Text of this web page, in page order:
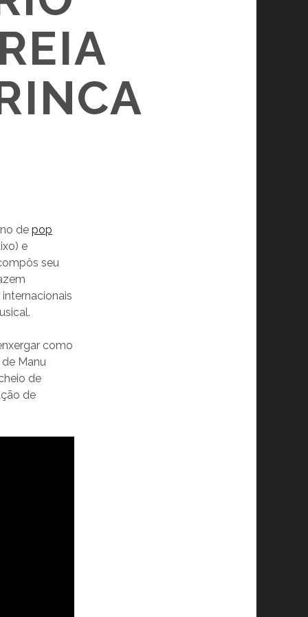
depop
e
seu
como
Manu
de
de